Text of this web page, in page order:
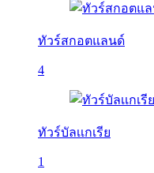
ทัวร์สกอตแลนด์
4
ทัวร์บัลเเกเรีย
1